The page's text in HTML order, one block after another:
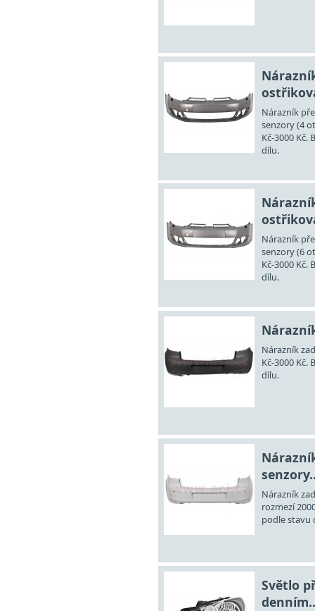
Nárazník
senzory (4
Kč-3000 Kč.
dílu.
Nárazník
senzory (6
Kč-3000 Kč.
dílu.
Nárazník
Kč-3000 Kč.
dílu.
Nárazník
rozmezí
podle stavu
Světlo